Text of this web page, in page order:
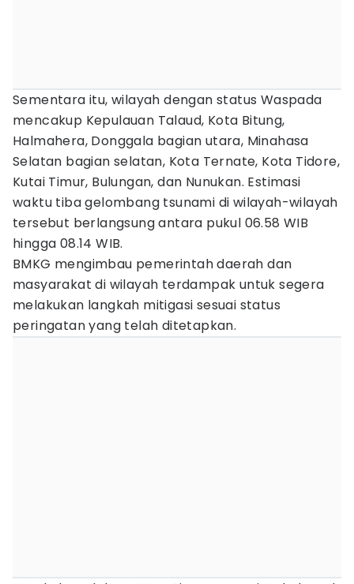
Sementara itu, wilayah dengan status Waspada
mencakup Kepulauan Talaud, Kota Bitung,
Halmahera, Donggala bagian utara, Minahasa
Selatan bagian selatan, Kota Ternate, Kota Tidore,
Kutai Timur, Bulungan, dan Nunukan. Estimasi
waktu tiba gelombang tsunami di wilayah-wilayah
tersebut berlangsung antara pukul 06.58 WIB
hingga 08.14 WIB.
BMKG mengimbau pemerintah daerah dan
masyarakat di wilayah terdampak untuk segera
melakukan langkah mitigasi sesuai status
peringatan yang telah ditetapkan.